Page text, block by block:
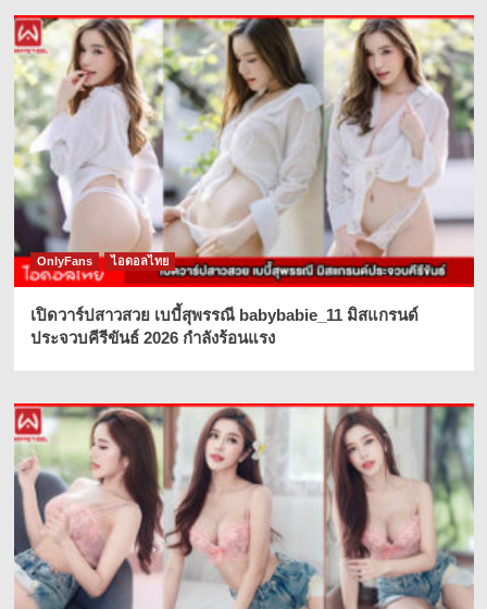
OnlyFans ไอดอลไทย
เปิดวาร์ปสาวสวย เบบี้สุพรรณี babybabie_11 มิสแกรนด์
ประจวบคีรีขันธ์ 2026 กำลังร้อนแรง